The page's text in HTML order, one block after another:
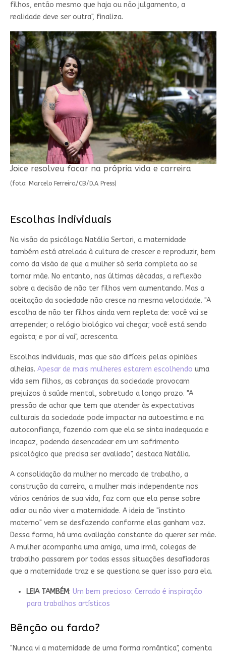
filhos, então mesmo que haja ou não julgamento, a
realidade deve ser outra", finaliza.
Joice resolveu focar na própria vida e carreira
(foto: Marcelo Ferreira/CB/D.A Press)
Escolhas individuais
Na visão da psicóloga Natália Sertori, a maternidade
também está atrelada à cultura de crescer e reproduzir, bem
como da visão de que a mulher só seria completa ao se
tornar mãe. No entanto, nas últimas décadas, a reflexão
sobre a decisão de não ter filhos vem aumentando. Mas a
aceitação da sociedade não cresce na mesma velocidade. "A
escolha de não ter filhos ainda vem repleta de: você vai se
arrepender; o relógio biológico vai chegar; você está sendo
egoísta; e por aí vai", acrescenta.
Escolhas individuais, mas que são difíceis pelas opiniões
alheias. Apesar de mais mulheres estarem escolhendo uma
vida sem filhos, as cobranças da sociedade provocam
prejuízos à saúde mental, sobretudo a longo prazo. "A
pressão de achar que tem que atender às expectativas
culturais da sociedade pode impactar na autoestima e na
autoconfiança, fazendo com que ela se sinta inadequada e
incapaz, podendo desencadear em um sofrimento
psicológico que precisa ser avaliado", destaca Natália.
A consolidação da mulher no mercado de trabalho, a
construção da carreira, a mulher mais independente nos
vários cenários de sua vida, faz com que ela pense sobre
adiar ou não viver a maternidade. A ideia de "instinto
materno" vem se desfazendo conforme elas ganham voz.
Dessa forma, há uma avaliação constante do querer ser mãe.
A mulher acompanha uma amiga, uma irmã, colegas de
trabalho passarem por todas essas situações desafiadoras
que a maternidade traz e se questiona se quer isso para ela.
LEIA TAMBÉM: Um bem precioso: Cerrado é inspiração
para trabalhos artísticos
Bênção ou fardo?
"Nunca vi a maternidade de uma forma romântica", comenta